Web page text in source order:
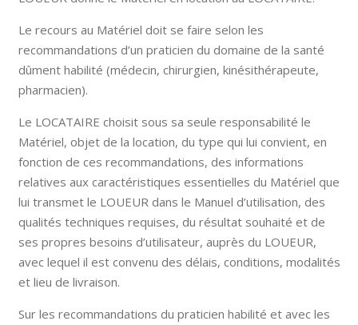
Le recours au Matériel doit se faire selon les
recommandations d’un praticien du domaine de la santé
dûment habilité (médecin, chirurgien, kinésithérapeute,
pharmacien).
Le LOCATAIRE choisit sous sa seule responsabilité le
Matériel, objet de la location, du type qui lui convient, en
fonction de ces recommandations, des informations
relatives aux caractéristiques essentielles du Matériel que
lui transmet le LOUEUR dans le Manuel d’utilisation, des
qualités techniques requises, du résultat souhaité et de
ses propres besoins d’utilisateur, auprès du LOUEUR,
avec lequel il est convenu des délais, conditions, modalités
et lieu de livraison.
Sur les recommandations du praticien habilité et avec les